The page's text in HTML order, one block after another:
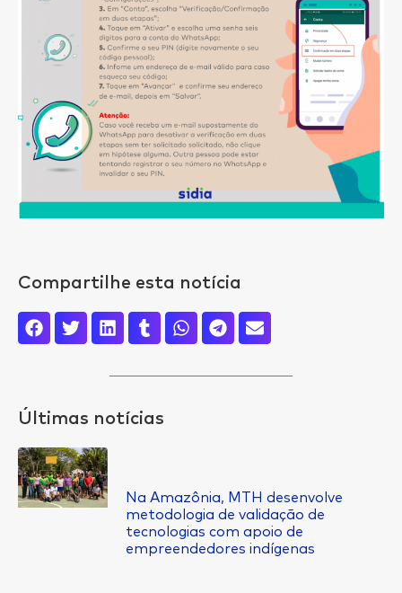
Compartilhe esta notícia
Últimas notícias
Na Amazônia, MTH desenvolve
metodologia de validação de
tecnologias com apoio de
empreendedores indígenas